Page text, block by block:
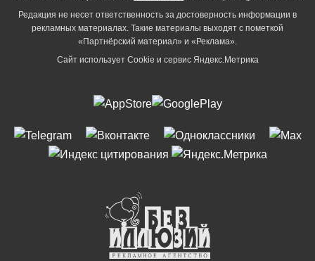
Редакция не несет ответственность за достоверность информации в
рекламных материалах. Такие материалы выходят с пометкой
«Партнёрский материал» и «Реклама».
Сайт использует Cookie и сервиc Яндекс.Метрика